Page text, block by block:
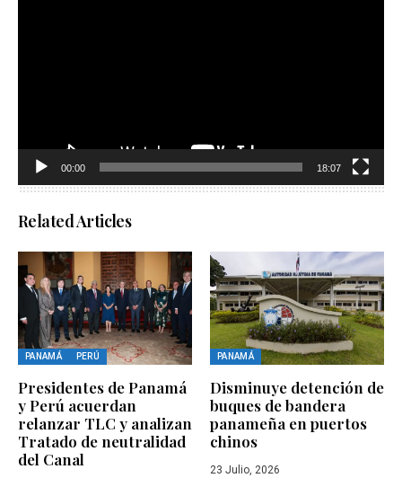
00:00 18:07
Related Articles
PANAMÁ PERÚ
Presidentes de Panamá
y Perú acuerdan
relanzar TLC y analizan
Tratado de neutralidad
del Canal
PANAMÁ
Disminuye detención de
buques de bandera
panameña en puertos
chinos
23 Julio, 2026